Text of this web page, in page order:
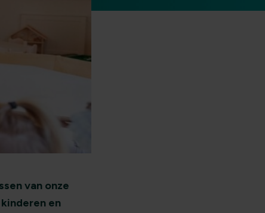
van onze
en